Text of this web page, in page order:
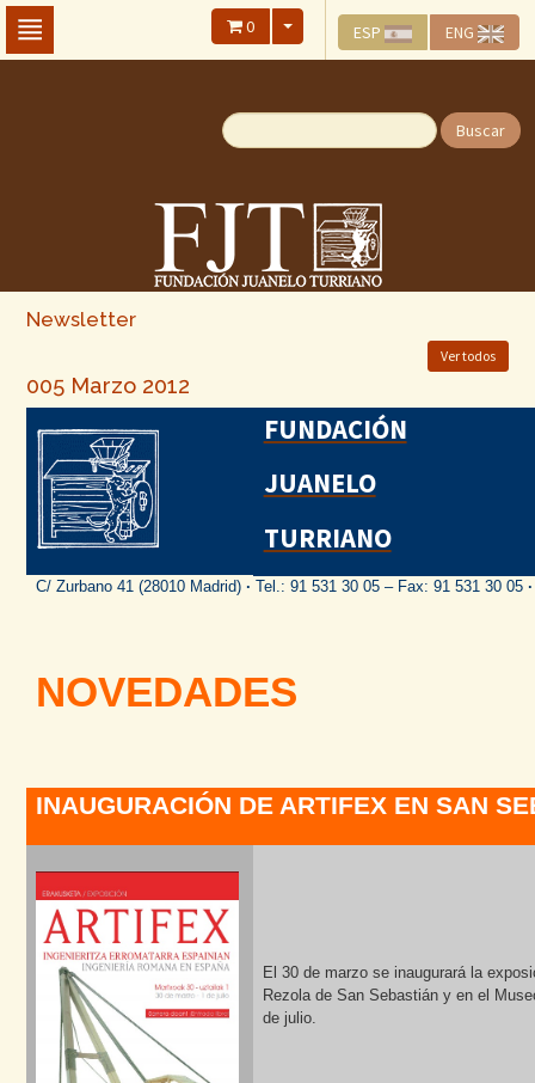
Skip
The
ESP ENG
0
Buscar
Newsletter
Ver todos
005 Marzo 2012
FUNDACIÓN
JUANELO
TURRIANO
C/ Zurbano 41 (28010 Madrid) · Tel.: 91 531 30 05 – Fax: 91 531 30 05 ·
NOVEDADES
INAUGURACIÓN DE ARTIFEX EN SAN
El 30 de marzo se inaugurará la
Rezola de San Sebastián y en el
de julio.